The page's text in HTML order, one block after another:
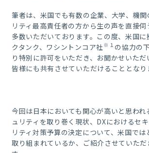
筆者は、米国でも有数の企業、大学、機
リティ最高責任者の方から生の声を直接
多数いただいております。この度、米国
クタンク、ワシントンコア社 ※１ の協力の
り特別に許可をいただき、お聞かせいた
皆様にも共有させていただけることとなり
今回は日本においても関心が高いと思われ
ュリティを取り巻く現状、DXにおけるセ
リティ対策予算の決定について、米国で
取り組まれているか、ご紹介させていただ